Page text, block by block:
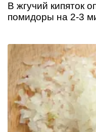
В жгучий кипяток
помидоры на 2-3